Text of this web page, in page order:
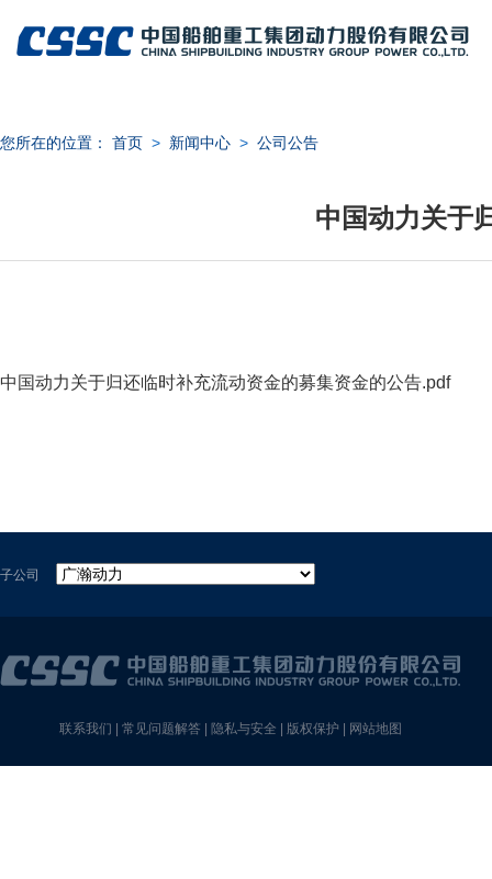
您所在的位置： 首页 > 新闻中心 > 公司公告
中国动力关于
中国动力关于归还临时补充流动资金的募集资金的公告.pdf
子公司
联系我们 常见问题解答 隐私与安全 版权保护 网站地图